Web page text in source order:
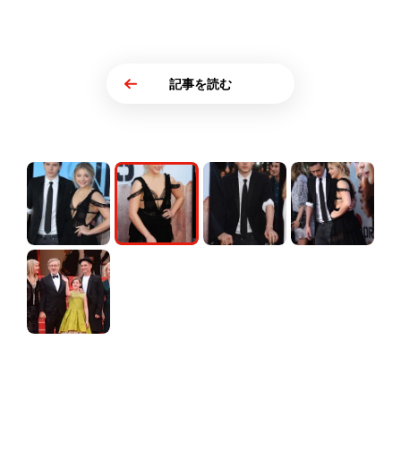
記事を読む